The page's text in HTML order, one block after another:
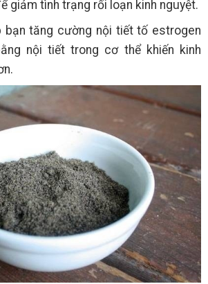
giảm tình trạng rối loạn kinh nguyệt.
bạn tăng cường nội tiết tố estrogen
nội tiết trong cơ thể khiến kinh